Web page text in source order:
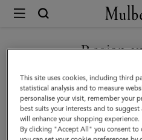
Mulberry
Mittelgroße
Clipper
|
BioVeg-
Scotchgrain
Region
Sie befinden sich auf unserer
haben festgestellt, dass Sie
SEITE FÜR
STAATEN
This site uses cookies, including third
statistical analysis and to measure
personalise your visit, remember your
best suits your interests and to
will enhance your shopping experience.
By clicking "Accept All" you consent to